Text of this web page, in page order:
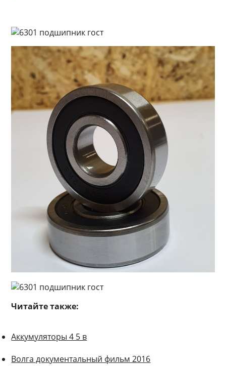
Читайте также:
Аккумуляторы 4 5 в
Волга документальный фильм 2016